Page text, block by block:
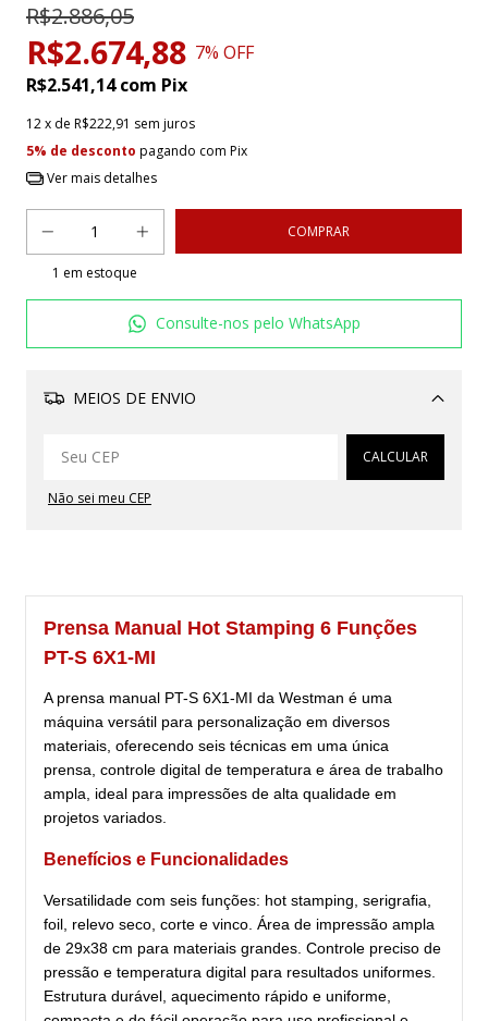
R$2.886,05
R$2.674,88 7% OFF
R$2.541,14com Pix
12x de R$222,91 sem juros
5% de desconto pagando com Pix
Ver mais detalhes
1 em estoque
Consulte-nos pelo WhatsApp
MEIOS DE ENVIO
Alterar CEP
CALCULAR
Não sei meu CEP
Prensa Manual Hot Stamping 6 Funções
PT-S 6X1-MI
A prensa manual PT-S 6X1-MI da Westman é uma
máquina versátil para personalização em diversos
materiais, oferecendo seis técnicas em uma única
prensa, controle digital de temperatura e área de trabalho
ampla, ideal para impressões de alta qualidade em
projetos variados.
Benefícios e Funcionalidades
Versatilidade com seis funções: hot stamping, serigrafia,
foil, relevo seco, corte e vinco. Área de impressão ampla
de 29x38 cm para materiais grandes. Controle preciso de
pressão e temperatura digital para resultados uniformes.
Estrutura durável, aquecimento rápido e uniforme,